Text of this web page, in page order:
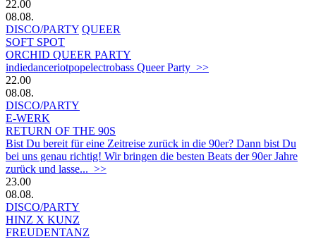
22.00
08.08.
DISCO/PARTY QUEER
SOFT SPOT
ORCHID QUEER PARTY
indiedanceriotpopelectrobass Queer Party >>
22.00
08.08.
DISCO/PARTY
E-WERK
RETURN OF THE 90S
Bist Du bereit für eine Zeitreise zurück in die 90er? Dann bist Du
bei uns genau richtig! Wir bringen die besten Beats der 90er Jahre
zurück und lasse... >>
23.00
08.08.
DISCO/PARTY
HINZ X KUNZ
FREUDENTANZ